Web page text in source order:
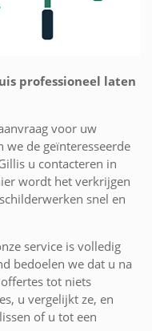
professioneel laten
voor uw
we de geïnteresseerde
u contacteren in
wordt het verkrijgen
snel en
service is volledig
bedoelen we dat u na
tot niets
u vergelijkt ze, en
of u tot een